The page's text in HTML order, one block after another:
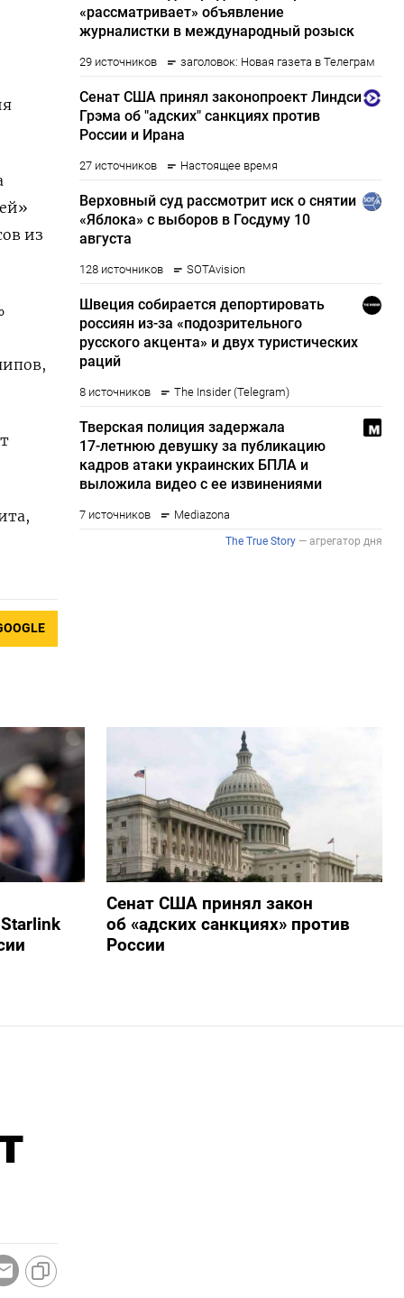
из
Сенат США принял закон
об «адских санкциях» против
России